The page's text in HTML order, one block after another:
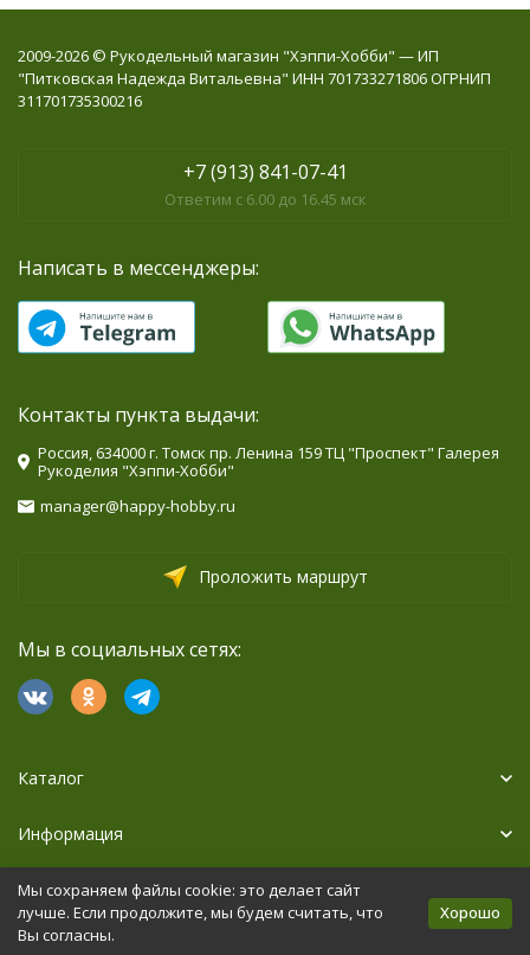
2009-2026 © Рукодельный магазин "Хэппи-Хобби" — ИП
"Питковская Надежда Витальевна" ИНН 701733271806 ОГРНИП
311701735300216
+7 (913) 841-07-41
Ответим с 6.00 до 16.45 мск
Написать в мессенджеры:
Контакты пункта выдачи:
Россия, 634000 г. Томск пр. Ленина 159 ТЦ "Проспект" Галерея
Рукоделия "Хэппи-Хобби"
manager@happy-hobby.ru
Проложить маршрут
Мы в социальных сетях:
Каталог
Информация
Дополнительно
Мы сохраняем файлы cookie: это делает сайт
лучше. Если продолжите, мы будем считать, что
Вы согласны.
Хорошо